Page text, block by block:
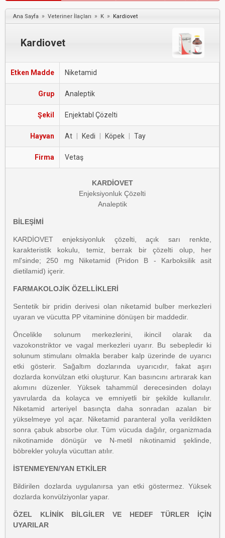
kontroletmekiçinkullanılanoralajan.
Ana Sayfa » Veteriner İlaçları » K » Kardiovet
Kardiovet
Etken Madde Niketamid
Grup Analeptik
Şekil Enjektabl Çözelti
Hayvan At Kedi Köpek Tay
Firma Vetaş
KARDİOVET
Enjeksiyonluk Çözelti
Analeptik
BİLEŞİMİ
KARDİOVET enjeksiyonluk çözelti, açık sarı renkte,
karakteristik kokulu, temiz, berrak bir çözelti olup, her
ml'sinde; 250 mg Niketamid (Pridon B - Karboksilik asit
dietilamid) içerir.
FARMAKOLOJİK ÖZELLİKLERİ
Sentetik bir pridin derivesi olan niketamid bulber merkezleri
uyaran ve vücutta PP vitaminine dönüşen bir maddedir.
Öncelikle solunum merkezlerini, ikincil olarak da
vazokonstriktor ve vagal merkezleri uyarır. Bu sebepledir ki
solunum stimulanı olmakla beraber kalp üzerinde de uyarıcı
etki gösterir. Sağaltım dozlarında uyarıcıdır, fakat aşırı
dozlarda konvülzan etki oluşturur. Kan basıncını artırarak kan
akımını düzenler. Yüksek tahammül derecesinden dolayı
yavrularda da kolayca ve emniyetli bir şekilde kullanılır.
Niketamid arteriyel basınçta daha sonradan azalan bir
yükselmeye yol açar. Niketamid paranteral yolla verildikten
sonra çabuk absorbe olur. Tüm vücuda dağılır, organizmada
nikotinamide dönüşür ve N-metil nikotinamid şeklinde,
böbrekler yoluyla vücuttan atılır.
İSTENMEYEN/YAN ETKİLER
Bildirilen dozlarda uygulanırsa yan etki göstermez. Yüksek
dozlarda konvülziyonlar yapar.
ÖZEL KLİNİK BİLGİLER VE HEDEF TÜRLER İÇİN
UYARILAR